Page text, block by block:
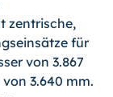
zentrische,
für
von 3.867
3.640 mm.